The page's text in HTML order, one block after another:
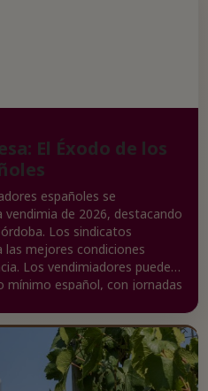
El Éxodo de los
españoles se
vendimia de 2026, destacando
Los sindicatos
mejores condiciones
Los vendimiadores pueden
mínimo español, con jornadas
obra española, que es
empleadores franceses.